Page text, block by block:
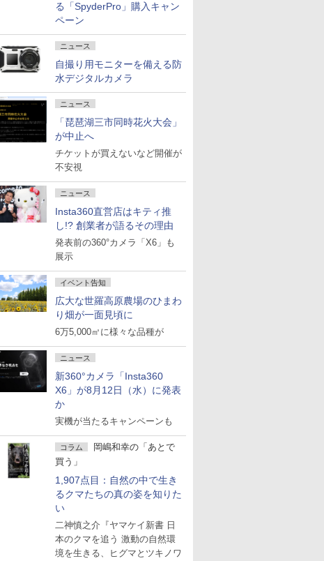
る「SpyderPro」購入キャン
ペーン
ニュース
自撮り用モニターを備える防
水デジタルカメラ
ニュース
「琵琶湖三市同時花火大会」
が中止へ
チケットが買えないなど開催が
不安視
ニュース
Insta360直営店はキティ推
し!? 創業者が語るその理由
発表前の360°カメラ「X6」も
展示
イベント告知
広大な世羅高原農場のひまわ
り畑が一面見頃に
6万5,000㎡に様々な品種が
ニュース
新360°カメラ「Insta360
X6」が8月12日（水）に発表
か
実機が当たるキャンペーンも
コラム
岡嶋和幸の「あとで
買う」
1,907点目：自然の中で生き
るクマたちの真の姿を知りた
い
二神慎之介『ヤマケイ新書 日
本のクマを追う 激動の自然環
境を生きる、ヒグマとツキノワ